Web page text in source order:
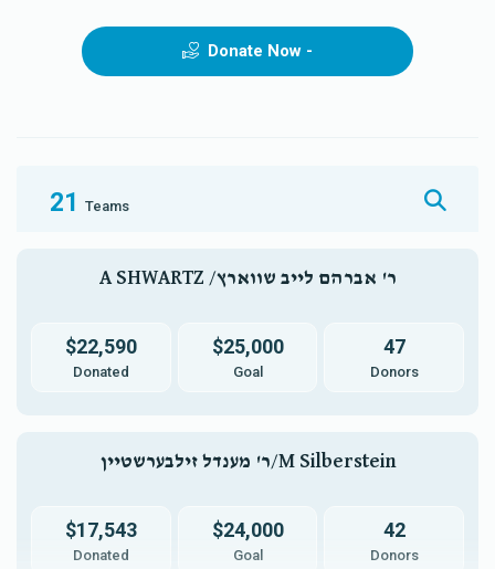
Donate Now -
21 Teams
A SHWARTZ /ר' אברהם לייב שווארץ
$22,590
Donated
$25,000
Goal
47
Donors
ר' מענדל זילבערשטיין/m Silberstein
$17,543
Donated
$24,000
Goal
42
Donors